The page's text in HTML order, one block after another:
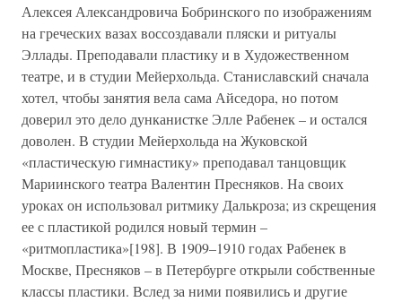
Алексея Александровича Бобринского по изображениям
на греческих вазах воссоздавали пляски и ритуалы
Эллады. Преподавали пластику и в Художественном
театре, и в студии Мейерхольда. Станиславский сначала
хотел, чтобы занятия вела сама Айседора, но потом
доверил это дело дунканистке Элле Рабенек – и остался
доволен. В студии Мейерхольда на Жуковской
«пластическую гимнастику» преподавал танцовщик
Мариинского театра Валентин Пресняков. На своих
уроках он использовал ритмику Далькроза; из скрещения
ее с пластикой родился новый термин –
«ритмопластика»[198]. В 1909–1910 годах Рабенек в
Москве, Пресняков – в Петербурге открыли собственные
классы пластики. Вслед за ними появились и другие